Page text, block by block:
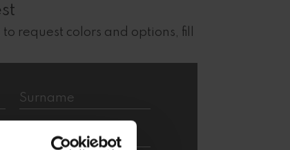
request colors and options, fill